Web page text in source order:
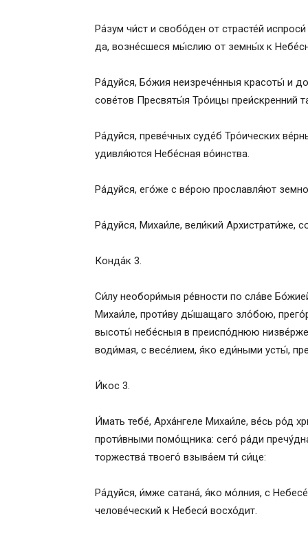
Ра́зум чи́ст и свобо́ден от страсте́й
да, возне́сшеся мы́слию от земны́х к
Ра́дуйся, Бо́жия неизрече́нныя красоты́ и
сове́тов Пресвяты́я Тро́ицы преи́скренний
Ра́дуйся, преве́чных суде́б Тро́ических
удивля́ются Небе́сная во́инства.
Ра́дуйся, его́же с ве́рою прославля́ют
Ра́дуйся, Михаи́ле, вели́кий Архистрати́же,
Конда́к 3.
Си́лу необори́мыя ре́вности по сла́ве
Михаи́ле, проти́ву ды́шащаго зло́бою,
высоты́ небе́сныя в преиспо́днюю
води́мая, с весе́лием, я́ко еди́ными усты́,
И́кос 3.
И́мать тебе́, Арха́нгеле Михаи́ле, ве́сь ро́д
проти́вными помо́щника: сего́ ра́ди
торжества́ твоего́ взыва́ем ти́ си́це:
Ра́дуйся, и́мже сатана́, я́ко мо́лния, с
челове́ческий к Небеси́ восхо́дит.